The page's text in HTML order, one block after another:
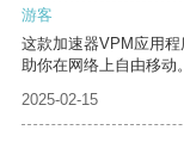
游客
这款加速器VPM应用
助你在网络上自由移动。
2025-02-15